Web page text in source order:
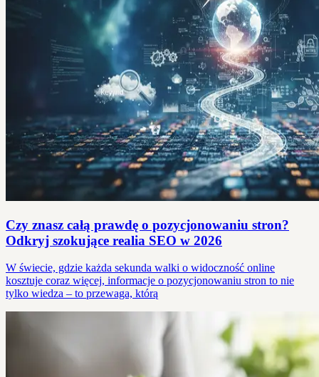
Czy znasz całą prawdę o pozycjonowaniu stron?
Odkryj szokujące realia SEO w 2026
W świecie, gdzie każda sekunda walki o widoczność online
kosztuje coraz więcej, informacje o pozycjonowaniu stron to nie
tylko wiedza – to przewaga, którą